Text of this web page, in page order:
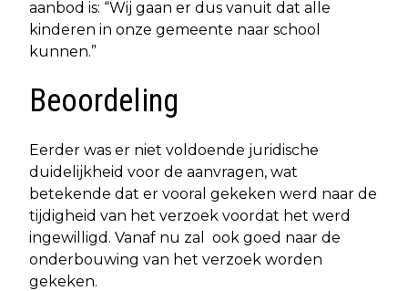
aanbod is: “Wij gaan er dus vanuit dat alle
kinderen in onze gemeente naar school
kunnen.”
Beoordeling
Eerder was er niet voldoende juridische
duidelijkheid voor de aanvragen, wat
betekende dat er vooral gekeken werd naar de
tijdigheid van het verzoek voordat het werd
ingewilligd. Vanaf nu zal ook goed naar de
onderbouwing van het verzoek worden
gekeken.